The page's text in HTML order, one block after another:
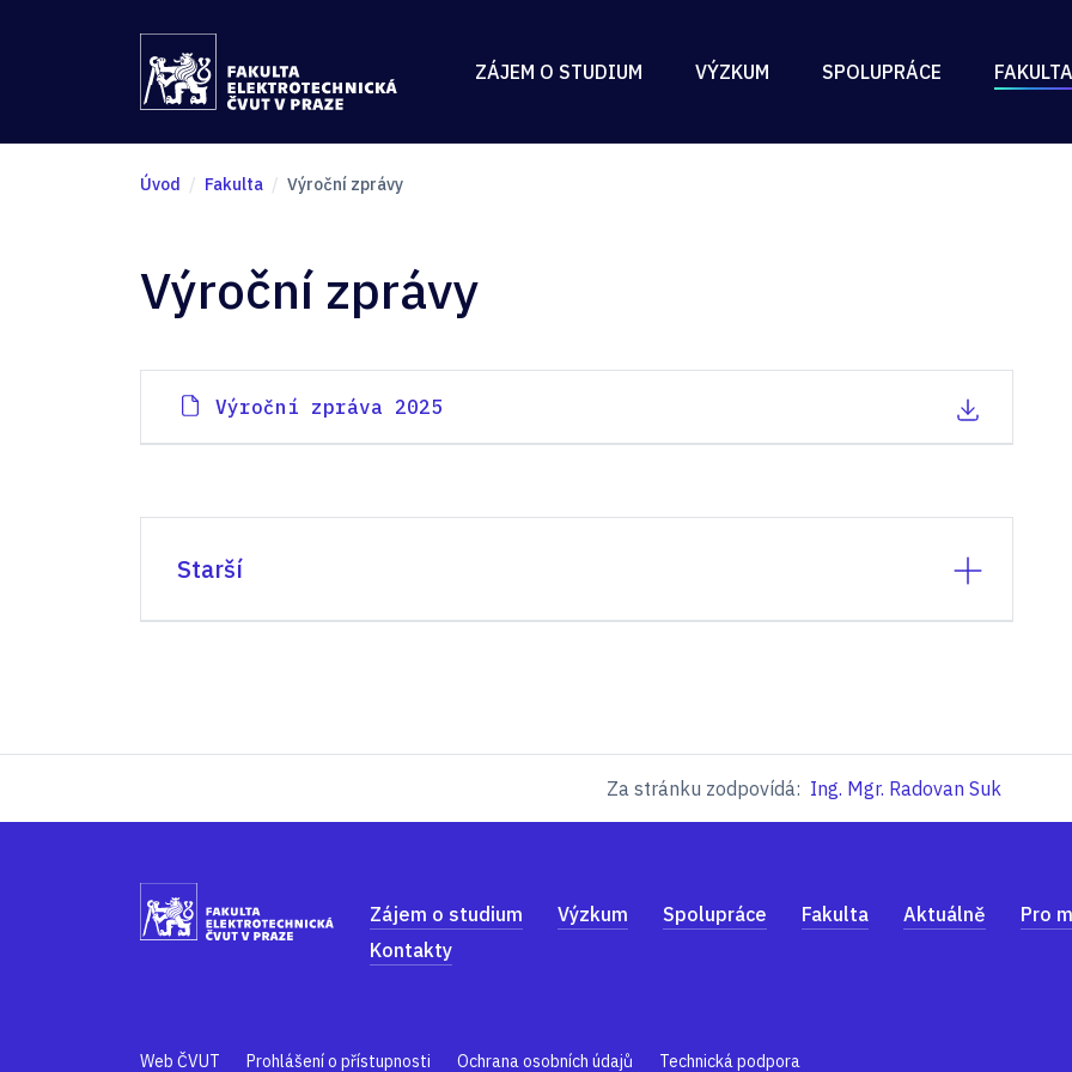
ZÁJEM O STUDIUM VÝZKUM SPOLUPRÁCE FAKULTA
Úvod Fakulta Výroční zprávy
Výroční zprávy
Výroční zpráva 2025
Starší
Za stránku zodpovídá: Ing. Mgr. Radovan Suk
Zájem o studium Výzkum Spolupráce Fakulta Aktuálně
Pro
Kontakty
Web ČVUT Prohlášení o přístupnosti Ochrana osobních údajů Technická podpora